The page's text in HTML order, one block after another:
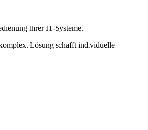
Ihrer IT-Systeme.
Lösung schafft individuelle